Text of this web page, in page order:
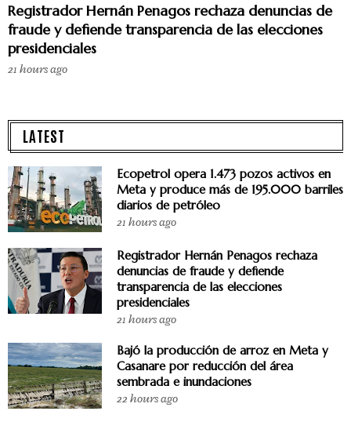
Registrador Hernán Penagos rechaza denuncias de
fraude y defiende transparencia de las elecciones
presidenciales
21 hours ago
LATEST
Ecopetrol opera 1.473 pozos activos en
Meta y produce más de 195.000 barriles
diarios de petróleo
21 hours ago
Registrador Hernán Penagos rechaza
denuncias de fraude y defiende
transparencia de las elecciones
presidenciales
21 hours ago
Bajó la producción de arroz en Meta y
Casanare por reducción del área
sembrada e inundaciones
22 hours ago